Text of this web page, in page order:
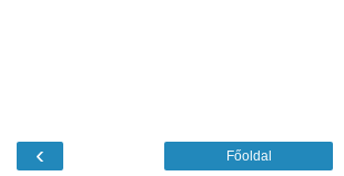
‹ Főoldal